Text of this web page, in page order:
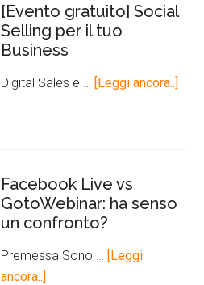
[Evento gratuito] Social
Selling per il tuo
Business
Digital Sales e … [Leggi ancora..]
Facebook Live vs
GotoWebinar: ha senso
un confronto?
Premessa Sono … [Leggi
ancora..]